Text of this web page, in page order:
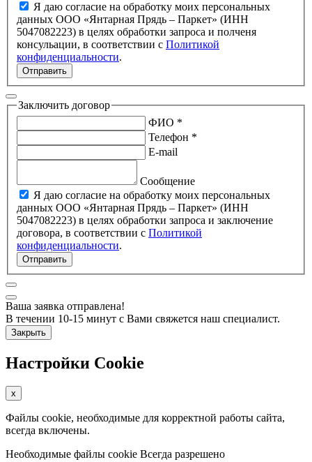
Я даю согласие на обработку моих персональных
данных ООО «Янтарная Прядь – Паркет» (ИНН
5047082223) в целях обработки запроса и полченя
консульации, в соответствии с Политикой
конфиденциальности.
Отправить
Заключить договор
ФИО *
Телефон *
E-mail
Сообщение
Я даю согласие на обработку моих персональных
данных ООО «Янтарная Прядь – Паркет» (ИНН
5047082223) в целях обработки запроса и заключение
договора, в соответствии с Политикой
конфиденциальности.
Отправить
Ваша заявка отправлена!
В течении 10-15 минут с Вами свяжется наш специалист.
Закрыть
Настройки Cookie
x
Файлы cookie, необходимые для корректной работы сайта,
всегда включены.
Необходимые файлы cookie Всегда разрешено